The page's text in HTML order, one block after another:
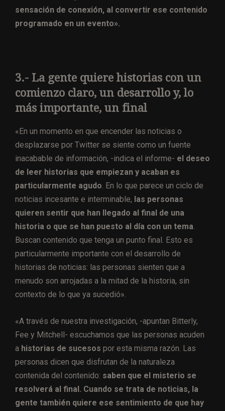
sensación de conexión, al convertir ese contenido
programado en un evento».
3.- La gente quiere historias con un
comienzo claro, un desarrollo y, lo
más importante, un final
«En un momento en que encender las noticias o
desplazarse por Twitter se siente como un fuente
inacabable de información, -indica el informe- el deseo
de leer historias que empiezan y acaban es
particularmente agudo. En lo que parece un ciclo de
noticias incesante e interminable, las personas
quieren sentir que han llegado al final de una
historia o que se han puesto al día con un tema.
Buscan contenido que tenga un punto final. Esto es
particularmente importante con el desarrollo de
historias de noticias: las personas sienten que a
menudo son arrojadas a la mitad de la historia, sin
contexto de lo que ya sucedió».
«A través de nuestra investigación, -apuntan Bitterly,
Fee y Mitchell- escuchamos que las personas acuden
a historias de sucesos por esta misma razón. Las
personas dicen que disfrutan de la naturaleza
contenida del contenido: saben que el misterio se
resolverá al final. Cuando se trata de noticias, la
gente también quiere ese sentimiento de que hay